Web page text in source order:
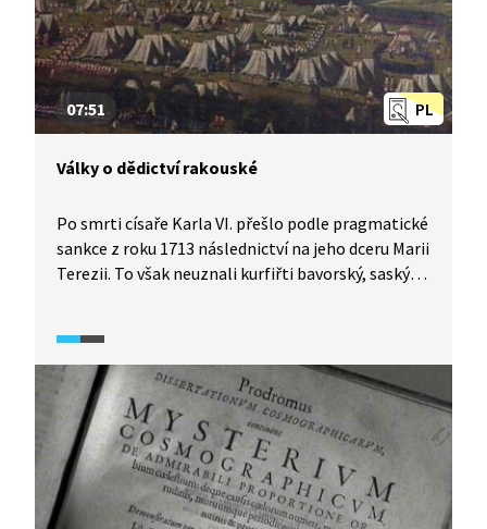
PL
07:51
Války o dědictví rakouské
Po smrti císaře Karla VI. přešlo podle pragmatické
sankce z roku 1713 následnictví na jeho dceru Marii
Terezii. To však neuznali kurfiřti bavorský, saský
Zejména braniborský kurfiřt a pruský král Fridrich
II. vedl s Marií Terezií bitvy, v nichž nakonec získal
na úkor českého království území Slezska. V celé
řadě vojenských tažení se výrazně do dějin zapsal
generál Gideon Laudon, kterého známe i z lidové
písně.